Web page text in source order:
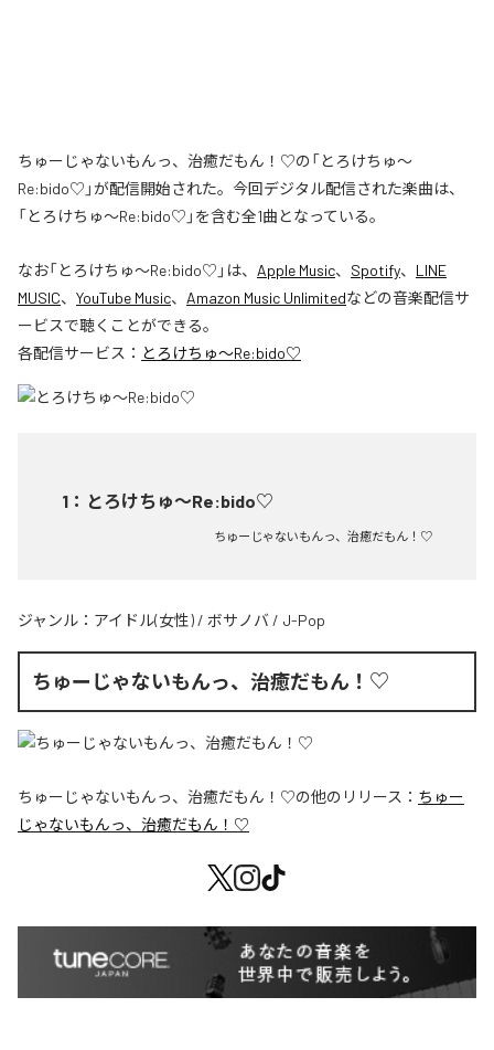
ちゅーじゃないもんっ、治癒だもん！♡の「とろけちゅ〜
Re:bido♡」が配信開始された。今回デジタル配信された楽曲は、
「とろけちゅ〜Re:bido♡」を含む全1曲となっている。
なお「とろけちゅ〜Re:bido♡ 」は、 Apple Music、 Spotify、 LINE
MUSIC、 YouTube Music、 Amazon Music Unlimitedなどの音楽配信サ
ービスで聴くことができる。
各配信サービス： とろけちゅ〜Re:bido♡
1 ： とろけちゅ〜Re:bido♡
ちゅーじゃないもんっ、治癒だもん！♡
ジャンル： アイドル(女性) / ボサノバ / J-Pop
ちゅーじゃないもんっ、治癒だもん！♡
ちゅーじゃないもんっ、治癒だもん！♡の他のリリース： ちゅー
じゃないもんっ、治癒だもん！♡